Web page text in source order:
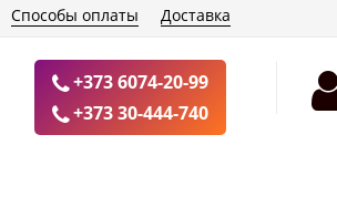
Способы оплаты Доставка
+373 6074-20-99
+373 30-444-740